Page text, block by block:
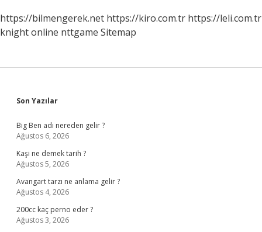
https://bilmengerek.net https://kiro.com.tr https://leli.com.tr
knight online nttgame Sitemap
Sidebar
Son Yazılar
Big Ben adı nereden gelir ?
Ağustos 6, 2026
Kaşi ne demek tarih ?
Ağustos 5, 2026
Avangart tarzı ne anlama gelir ?
Ağustos 4, 2026
200cc kaç perno eder ?
Ağustos 3, 2026